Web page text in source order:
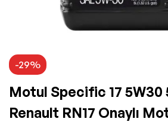
-29%
Motul Specific 17 5W30
Renault RN17 Onaylı